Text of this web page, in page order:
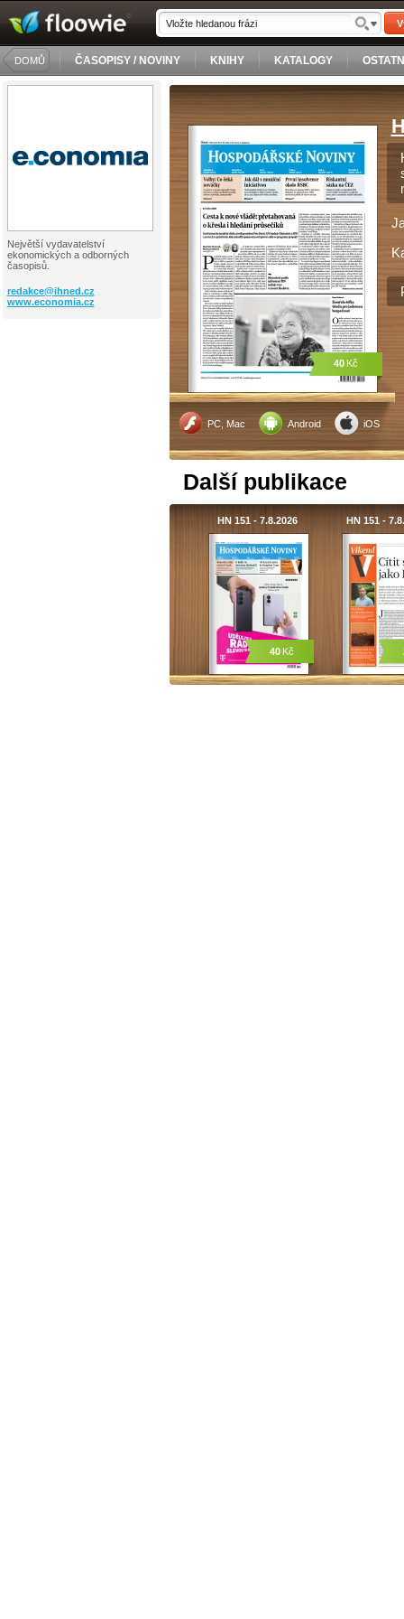
DOMŮ ČASOPISY / NOVINY KNIHY KATALOGY
Největší vydavatelství
ekonomických a odborných
časopisů.
redakce@ihned.cz
www.economia.cz
PC, Mac Android iOS
40 Kč
Další publikace
HN 151 - 7.8.2026
40 Kč
HN 151 -